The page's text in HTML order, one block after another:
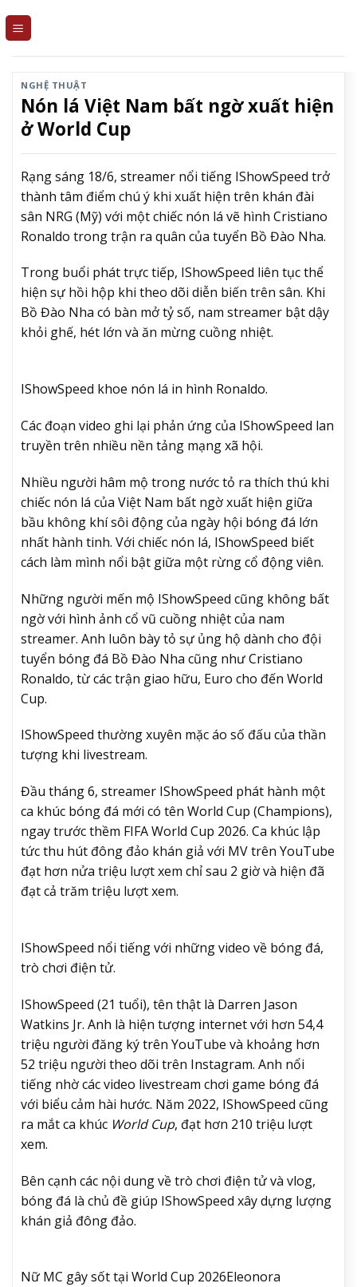
NGHỆ THUẬT
Nón lá Việt Nam bất ngờ xuất hiện
ở World Cup
Rạng sáng 18/6, streamer nổi tiếng IShowSpeed trở
thành tâm điểm chú ý khi xuất hiện trên khán đài
sân NRG (Mỹ) với một chiếc nón lá vẽ hình Cristiano
Ronaldo trong trận ra quân của tuyển Bồ Đào Nha.
Trong buổi phát trực tiếp, IShowSpeed liên tục thể
hiện sự hồi hộp khi theo dõi diễn biến trên sân. Khi
Bồ Đào Nha có bàn mở tỷ số, nam streamer bật dậy
khỏi ghế, hét lớn và ăn mừng cuồng nhiệt.
IShowSpeed khoe nón lá in hình Ronaldo.
Các đoạn video ghi lại phản ứng của IShowSpeed lan
truyền trên nhiều nền tảng mạng xã hội.
Nhiều người hâm mộ trong nước tỏ ra thích thú khi
chiếc nón lá của Việt Nam bất ngờ xuất hiện giữa
bầu không khí sôi động của ngày hội bóng đá lớn
nhất hành tinh. Với chiếc nón lá, IShowSpeed biết
cách làm mình nổi bật giữa một rừng cổ động viên.
Những người mến mộ IShowSpeed cũng không bất
ngờ với hình ảnh cổ vũ cuồng nhiệt của nam
streamer. Anh luôn bày tỏ sự ủng hộ dành cho đội
tuyển bóng đá Bồ Đào Nha cũng như Cristiano
Ronaldo, từ các trận giao hữu, Euro cho đến World
Cup.
IShowSpeed thường xuyên mặc áo số đấu của thần
tượng khi livestream.
Đầu tháng 6, streamer IShowSpeed phát hành một
ca khúc bóng đá mới có tên World Cup (Champions),
ngay trước thềm FIFA World Cup 2026. Ca khúc lập
tức thu hút đông đảo khán giả với MV trên YouTube
đạt hơn nửa triệu lượt xem chỉ sau 2 giờ và hiện đã
đạt cả trăm triệu lượt xem.
IShowSpeed nổi tiếng với những video về bóng đá,
trò chơi điện tử.
IShowSpeed (21 tuổi), tên thật là Darren Jason
Watkins Jr. Anh là hiện tượng internet với hơn 54,4
triệu người đăng ký trên YouTube và khoảng hơn
52 triệu người theo dõi trên Instagram. Anh nổi
tiếng nhờ các video livestream chơi game bóng đá
với biểu cảm hài hước. Năm 2022, IShowSpeed cũng
ra mắt ca khúc World Cup, đạt hơn 210 triệu lượt
xem.
Bên cạnh các nội dung về trò chơi điện tử và vlog,
bóng đá là chủ đề giúp IShowSpeed xây dựng lượng
khán giả đông đảo.
Nữ MC gây sốt tại World Cup 2026Eleonora